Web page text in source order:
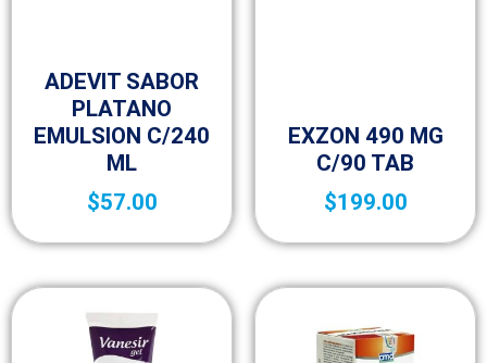
ADEVIT SABOR
PLATANO
EMULSION C/240
ML
$57.00
EXZON 490 MG
C/90 TAB
$199.00